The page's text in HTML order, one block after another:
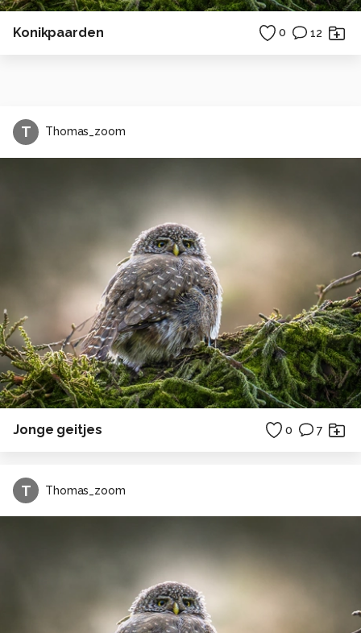
Konikpaarden 0 12
T Thomas_zoom
Jonge geitjes 0 7
T Thomas_zoom